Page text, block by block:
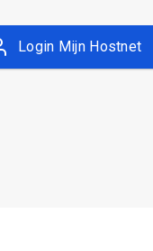
Login Mijn Hostnet